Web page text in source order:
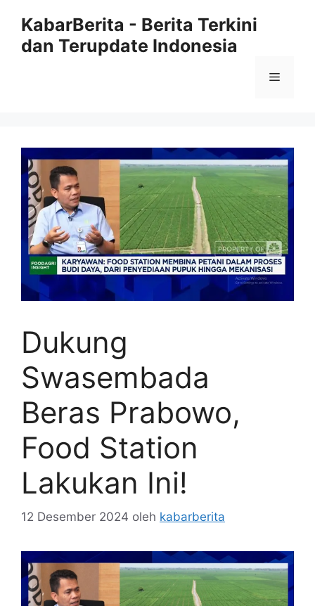
KabarBerita - Berita Terkini
dan Terupdate Indonesia
Menu
Dukung
Swasembada
Beras Prabowo,
Food Station
Lakukan Ini!
12 Desember 2024 oleh kabarberita